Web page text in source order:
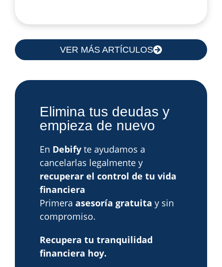
VER MÁS ARTÍCULOS
Elimina tus deudas y
empieza de nuevo
En Debify te ayudamos a
cancelarlas legalmente y
recuperar el control de tu vida
financiera
Primera asesoría gratuita y sin
compromiso.
Recupera tu tranquilidad
financiera hoy.